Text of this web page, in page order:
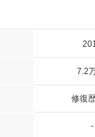
7.2
修復
-